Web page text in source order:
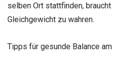
selben Ort stattfinden,
Gleichgewicht zu wahren.
Tipps für gesunde Balance